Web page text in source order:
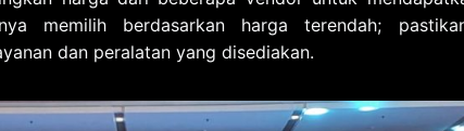
memilih berdasarkan harga terendah;
dan peralatan yang disediakan.